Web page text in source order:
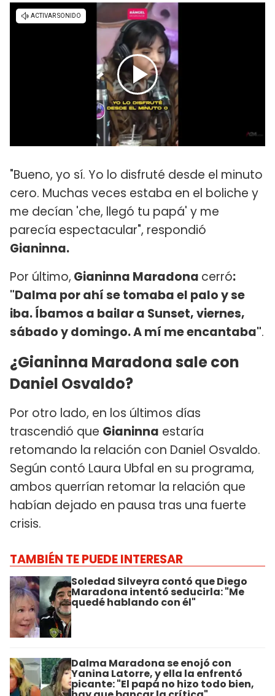
"Bueno, yo sí. Yo lo disfruté desde el minuto
cero. Muchas veces estaba en el boliche y
me decían 'che, llegó tu papá' y me
parecía espectacular", respondió
Gianinna.
Por último, Gianinna Maradona cerró:
"Dalma por ahí se tomaba el palo y se
iba. Íbamos a bailar a Sunset, viernes,
sábado y domingo. A mí me encantaba".
¿Gianinna Maradona sale con
Daniel Osvaldo?
Por otro lado, en los últimos días
trascendió que Gianinna estaría
retomando la relación con Daniel Osvaldo.
Según contó Laura Ubfal en su programa,
ambos querrían retomar la relación que
habían dejado en pausa tras una fuerte
crisis.
TAMBIÉN TE PUEDE INTERESAR
Soledad Silveyra contó que Diego
Maradona intentó seducirla: "Me
quedé hablando con él"
Dalma Maradona se enojó con
Yanina Latorre, y ella la enfrentó
picante: "El papá no hizo todo bien,